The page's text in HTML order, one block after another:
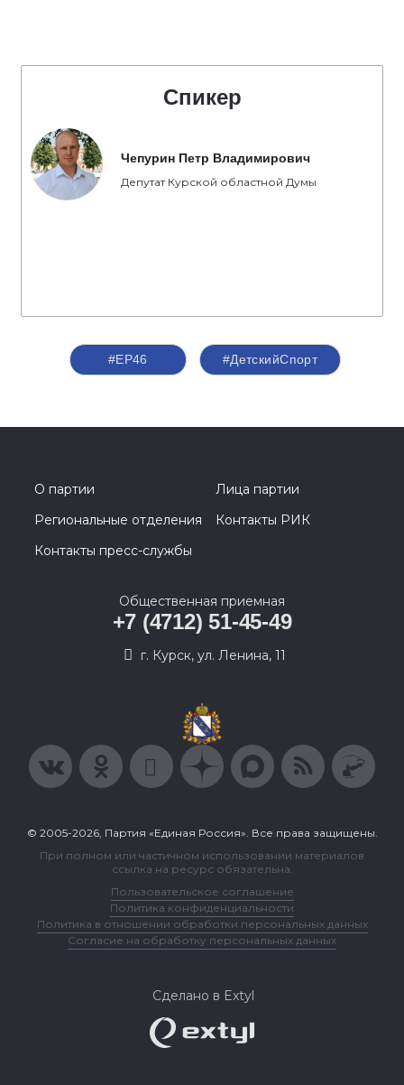
Спикер
Чепурин Петр Владимирович
Депутат Курской областной Думы
#ЕР46 #ДетскийСпорт
О партии
Лица партии
Региональные отделения
Контакты РИК
Контакты пресс-службы
Общественная приемная
+7 (4712) 51-45-49
г. Курск, ул. Ленина, 11
© 2005-2026, Партия «Единая Россия». Все права защищены.
При полном или частичном использовании материалов
ссылка на ресурс обязательна.
Пользовательское соглашение
Политика конфиденциальности
Политика в отношении обработки персональных данных
Согласие на обработку персональных данных
Сделано в Extyl